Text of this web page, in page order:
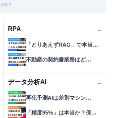
RPA →
「とりあえずRAG」で本当…
不動産の契約書業務はど…
データ分析AI →
再犯予測AIは差別マシン…
「精度95%」は本当か？保…